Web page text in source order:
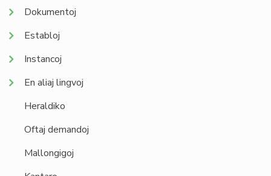
Dokumentoj
Establoj
Instancoj
En aliaj lingvoj
Heraldiko
Oftaj demandoj
Mallongigoj